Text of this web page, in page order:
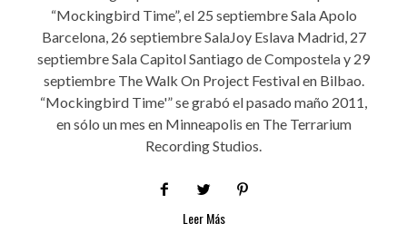
“Mockingbird Time”, el 25 septiembre Sala Apolo
Barcelona, 26 septiembre SalaJoy Eslava Madrid, 27
septiembre Sala Capitol Santiago de Compostela y 29
septiembre The Walk On Project Festival en Bilbao.
“Mockingbird Time'” se grabó el pasado maño 2011,
en sólo un mes en Minneapolis en The Terrarium
Recording Studios.
Leer Más